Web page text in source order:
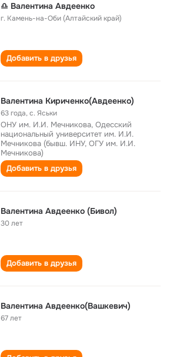
♎ Валентина Авдеенко
г. Камень-на-Оби (Алтайский край)
Добавить в друзья
Валентина Кириченко(Авдеенко)
63 года,с. Яськи
ОНУ им. И.И. Мечникова, Одесский
национальный университет им. И.И.
Мечникова (бывш. ИНУ, ОГУ им. И.И.
Мечникова)
Добавить в друзья
Валентина Авдеенко (Бивол)
30 лет
Добавить в друзья
Валентина Авдеенко(Вашкевич)
67 лет